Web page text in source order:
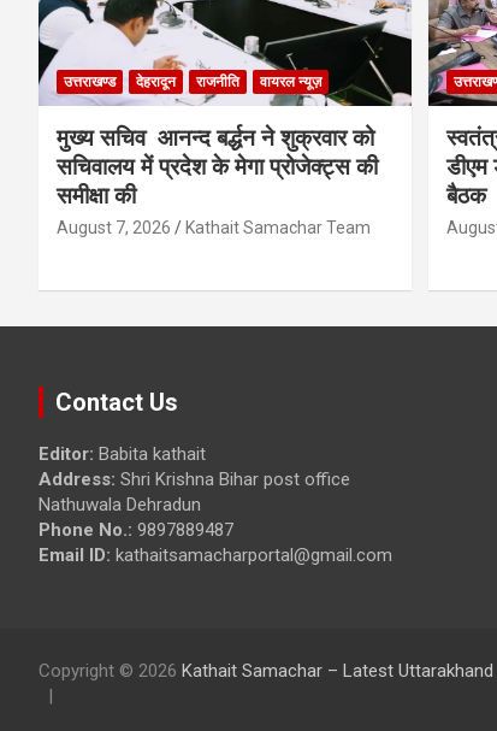
उत्तराखण्ड देहरादून राजनीति वायरल न्यूज़
मुख्य सचिव आनन्द बर्द्धन ने शुक्रवार को
सचिवालय में प्रदेश के मेगा प्रोजेक्ट्स की
समीक्षा की
August 7, 2026 Kathait Samachar Team
डीएम
बैठक
Contact Us
Editor: Babita kathait
Address: Shri Krishna Bihar post office
Nathuwala Dehradun
Phone No.: 9897889487
Email ID: kathaitsamacharportal@gmail.com
Copyright © 2026 Kathait Samachar – Latest